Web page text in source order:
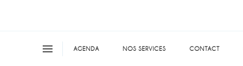
AGENDA NOS SERVICES CONTACT